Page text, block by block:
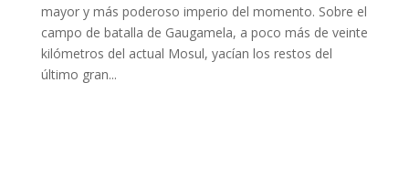
mayor y más poderoso imperio del momento. Sobre el
campo de batalla de Gaugamela, a poco más de veinte
kilómetros del actual Mosul, yacían los restos del
último gran...